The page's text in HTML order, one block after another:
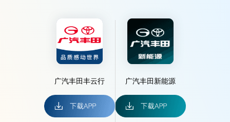
广汽丰田丰云行 广汽丰田新能源